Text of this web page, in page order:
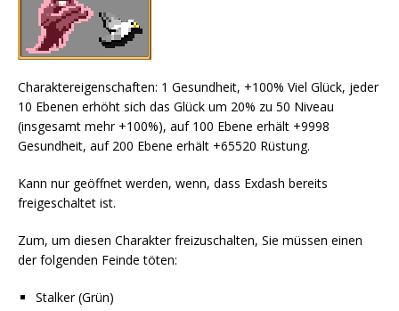
Charaktereigenschaften: 1 Gesundheit, +100% Viel Glück, jeder
10 Ebenen erhöht sich das Glück um 20% zu 50 Niveau
(insgesamt mehr +100%), auf 100 Ebene erhält +9998
Gesundheit, auf 200 Ebene erhält +65520 Rüstung.
Kann nur geöffnet werden, wenn, dass Exdash bereits
freigeschaltet ist.
Zum, um diesen Charakter freizuschalten, Sie müssen einen
der folgenden Feinde töten:
Stalker (Grün)